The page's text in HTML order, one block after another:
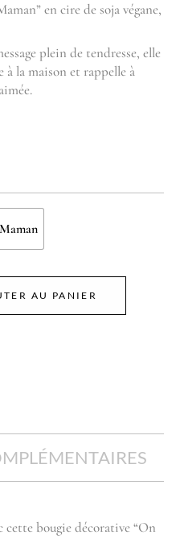
en cire de soja végane,
plein de tendresse, elle
à la maison et rappelle à
AU PANIER
cette bougie décorative “On